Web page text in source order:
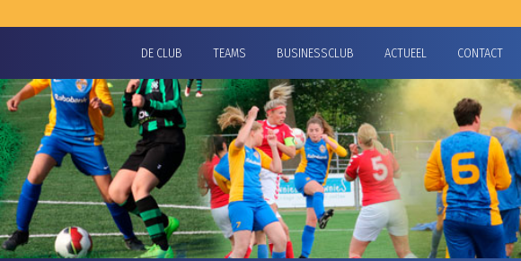
DE CLUB TEAMS BUSINESSCLUB ACTUEEL CONTACT